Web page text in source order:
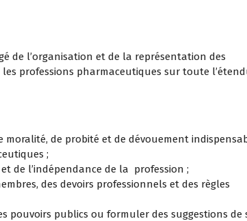
de l’organisation et de la représentation des
professions pharmaceutiques sur toute
moralité, de probité et de dévouement
;
de l’indépendance de la profession ;
des devoirs professionnels et des règles
pouvoirs publics ou formuler des suggestions de